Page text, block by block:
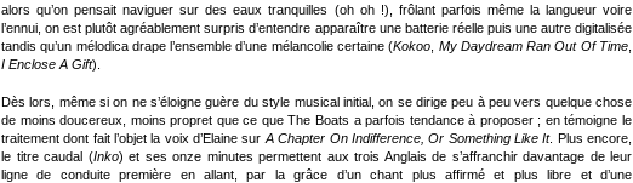
alors qu’on pensait naviguer sur des eaux tranquilles (oh oh !), frôlant parfois même la langueur voire
l’ennui, on est plutôt agréablement surpris d’entendre apparaître une batterie réelle puis une autre digitalisée
tandis qu’un mélodica drape l’ensemble d’une mélancolie certaine (Kokoo My Daydream Ran Out Of Time
I Enclose A Gift).
Dès lors, même si on ne s’éloigne guère du style musical initial, on se dirige peu à peu vers quelque chose
de moins doucereux, moins propret que ce que The Boats a parfois tendance à proposer ; en témoigne le
traitement dont fait l’objet la voix d’Elaine sur A Chapter On Indifference, Or Something Like It. Plus encore,
le titre caudal (Inko) et ses onze minutes permettent aux trois Anglais de s’affranchir davantage de leur
ligne de conduite première en allant, par la grâce d’un chant plus affirmé et plus libre et d’une